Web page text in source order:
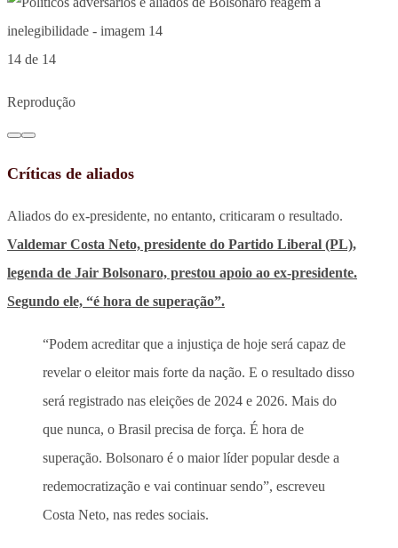
14 de 14
Reprodução
Críticas de aliados
Aliados do ex-presidente, no entanto, criticaram o resultado.
Valdemar Costa Neto, presidente do Partido Liberal (PL),
legenda de Jair Bolsonaro, prestou apoio ao ex-presidente.
Segundo ele, “é hora de superação”.
“Podem acreditar que a injustiça de hoje será capaz de
revelar o eleitor mais forte da nação. E o resultado disso
será registrado nas eleições de 2024 e 2026. Mais do
que nunca, o Brasil precisa de força. É hora de
superação. Bolsonaro é o maior líder popular desde a
redemocratização e vai continuar sendo”, escreveu
Costa Neto, nas redes sociais.